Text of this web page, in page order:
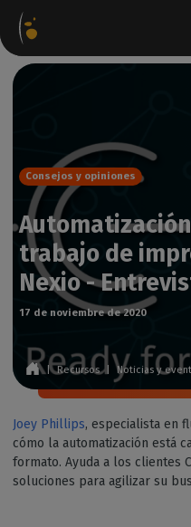
Paquetes
de
software
Consejos y opiniones
trabajo de
Nexio -
17 de noviembre de 2020
| Recursos Noticias y
Joey Phillips, especialista en
cómo la automatización está
formato. Ayuda a los clientes
soluciones para agilizar su